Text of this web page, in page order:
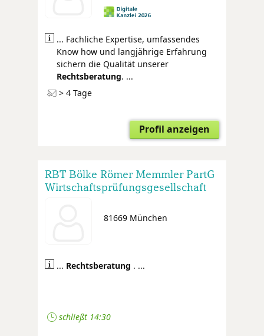
... Fachliche Expertise, umfassendes
Know how und langjährige Erfahrung
sichern die Qualität unserer
Rechtsberatung. ...
> 4 Tage
Profil anzeigen
RBT Bölke Römer Memmler PartG
Wirtschaftsprüfungsgesellschaft
Rechtsanwälte81669 München
... Rechtsberatung . ...
schließt 14:30